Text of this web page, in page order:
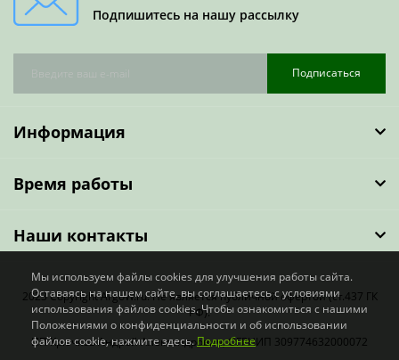
Подпишитесь на нашу рассылку
Подписаться
Информация
Время работы
Наши контакты
2023 Copyright ArgoW.ru. Не является публичной офертой (ст.437 ГК
РФ).
ИП Крючков Андрей Александрович, ОГРНИП 309774632000072
Мы используем файлы cookies для улучшения работы сайта.
Оставаясь на нашем сайте, вы соглашаетесь с условиями
использования файлов cookies. Чтобы ознакомиться с нашими
Положениями о конфиденциальности и об использовании
файлов cookie, нажмите здесь.Подробнее